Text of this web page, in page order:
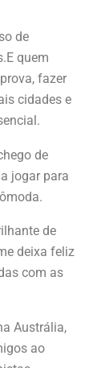
de
quem
fazer
cidades e
de
jogar para
de
deixa feliz
com as
Austrália,
ao